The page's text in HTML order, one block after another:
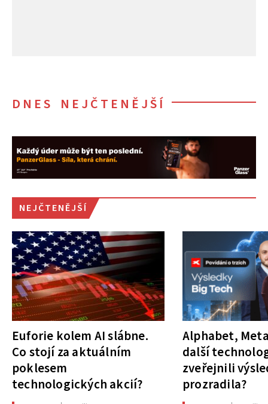
DNES NEJČTENĚJŠÍ
NEJČTENĚJŠÍ
Euforie kolem AI slábne.
Co stojí za aktuálním
poklesem
technologických akcií?
Alphabet,
další
zveřejnili
prozradila?